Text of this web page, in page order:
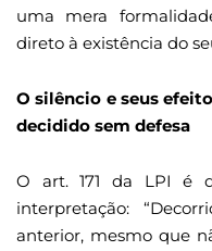
uma mera
direto à existência do
O silêncio e seus
decidido sem defesa
O art. 171 da LPI é
interpretação:
anterior, mesmo que